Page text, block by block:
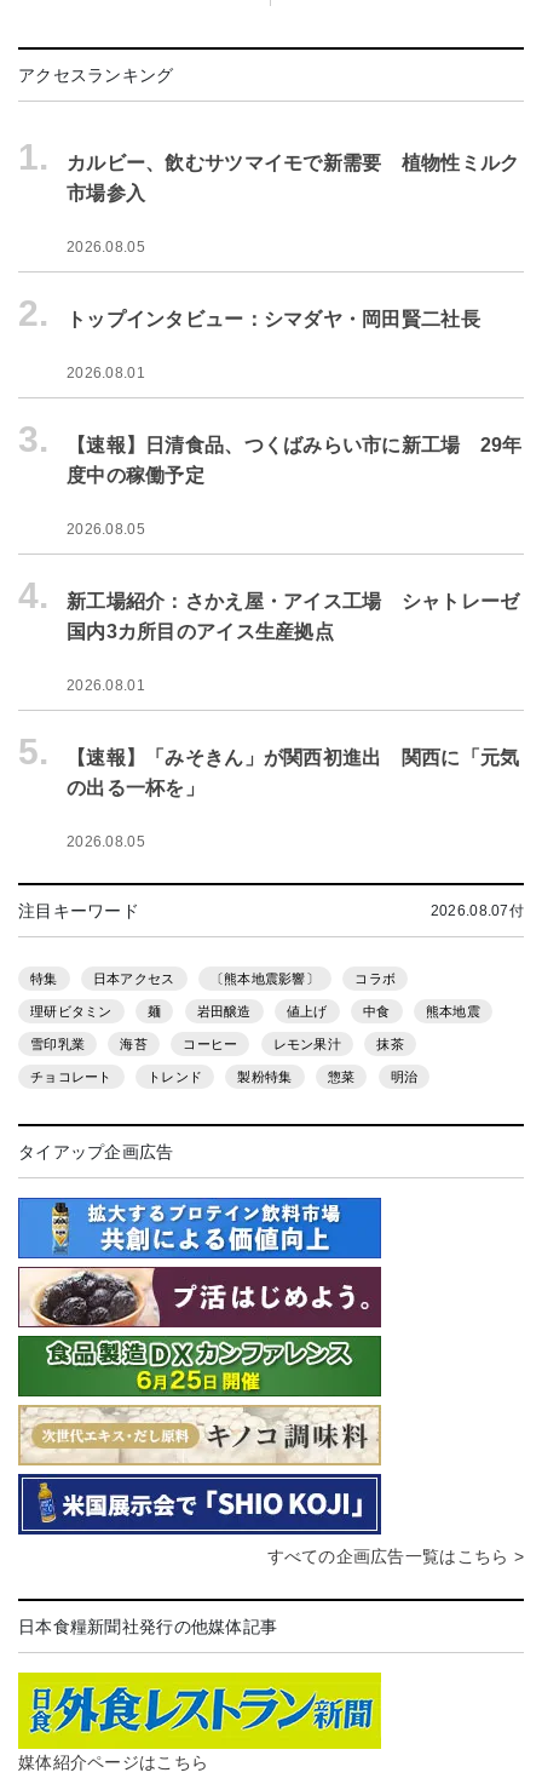
アクセスランキング
1.
カルビー、飲むサツマイモで新需要 植物性ミルク
市場参入
2026.08.05
2. トップインタビュー：シマダヤ・岡田賢二社長
2026.08.01
3.
【速報】日清食品、つくばみらい市に新工場 29年
度中の稼働予定
2026.08.05
4.
新工場紹介：さかえ屋・アイス工場 シャトレーゼ
国内3カ所目のアイス生産拠点
2026.08.01
5.
【速報】「みそきん」が関西初進出 関西に「元気
の出る一杯を」
2026.08.05
注目キーワード 2026.08.07付
特集 日本アクセス 〔熊本地震影響〕 コラボ
理研ビタミン 麺 岩田醸造 値上げ 中食 熊本地震
雪印乳業 海苔 コーヒー レモン果汁 抹茶
チョコレート トレンド 製粉特集 惣菜 明治
タイアップ企画広告
すべての企画広告一覧はこちら >
日本食糧新聞社発行の他媒体記事
媒体紹介ページはこちら